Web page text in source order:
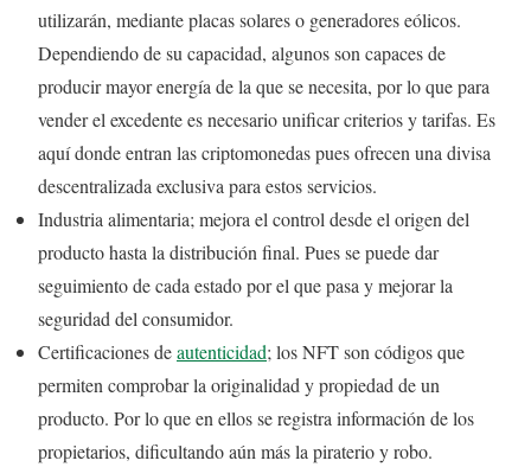
utilizarán, mediante placas solares o generadores eólicos.
Dependiendo de su capacidad, algunos son capaces de
producir mayor energía de la que se necesita, por lo que para
vender el excedente es necesario unificar criterios y tarifas. Es
aquí donde entran las criptomonedas pues ofrecen una divisa
descentralizada exclusiva para estos servicios.
Industria alimentaria; mejora el control desde el origen del
producto hasta la distribución final. Pues se puede dar
seguimiento de cada estado por el que pasa y mejorar la
seguridad del consumidor.
Certificaciones deautenticidad; los NFT son códigos que
permiten comprobar la originalidad y propiedad de un
producto. Por lo que en ellos se registra información de los
propietarios, dificultando aún más la piraterio y robo.